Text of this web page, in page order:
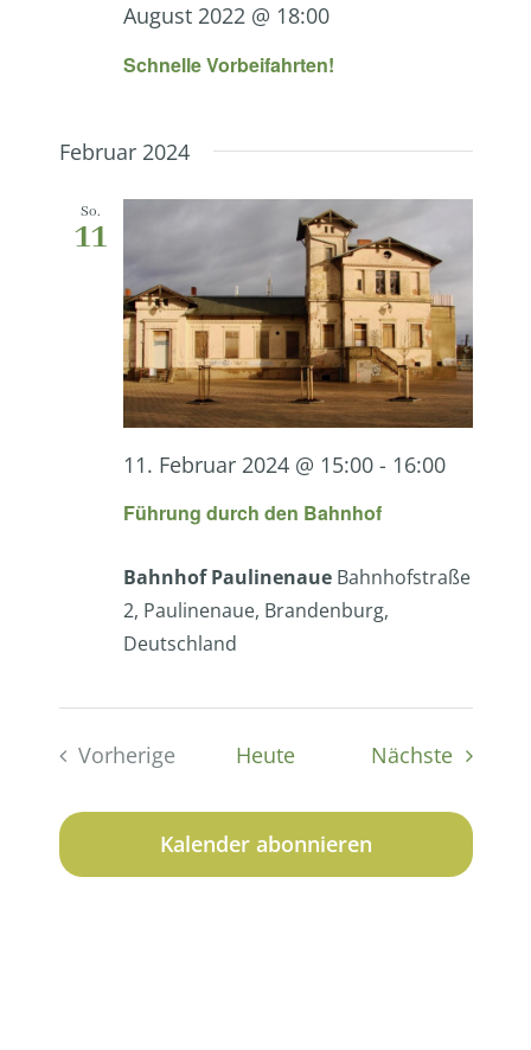
Schnelle Vorbeifahrten!
August 2022 @ 18:00
Februar 2024
So.
11
Führung durch den Bahnhof
11. Februar 2024 @ 15:00- 16:00
Bahnhof Paulinenaue Bahnhofstraße
2, Paulinenaue, Brandenburg,
Deutschland
Vorherige
Heute Nächste
Kalender abonnieren